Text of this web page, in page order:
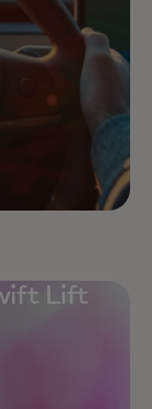
Lift